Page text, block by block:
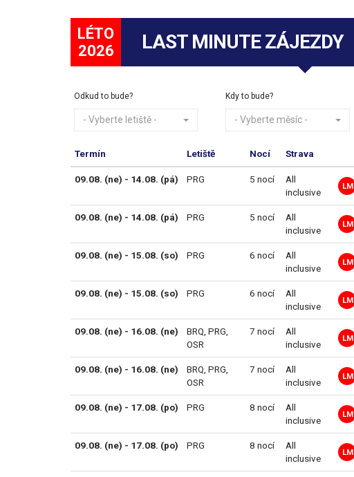
LÉTO
2026
LAST MINUTE ZÁJEZDY
Odkud to bude?
- Vyberte letiště -
Kdy to bude?
- Vyberte měsíc -
Termín Letiště Nocí Strava
09.08. (ne) - 14.08. (pá) PRG 5 nocí
All
inclusive
LM
09.08. (ne) - 14.08. (pá) PRG 5 nocí
All
inclusive
LM
09.08. (ne) - 15.08. (so) PRG 6 nocí
All
inclusive
LM
09.08. (ne) - 15.08. (so) PRG 6 nocí
All
inclusive
LM
09.08. (ne) - 16.08. (ne) BRQ, PRG,
OSR
7 nocí
All
inclusive
LM
09.08. (ne) - 16.08. (ne) BRQ, PRG,
OSR
7 nocí
All
inclusive
LM
09.08. (ne) - 17.08. (po) PRG 8 nocí
All
inclusive
LM
09.08. (ne) - 17.08. (po) PRG 8 nocí
All
inclusive
LM